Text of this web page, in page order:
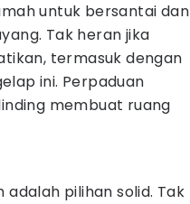
untuk bersantai dan
Tak heran jika
termasuk dengan
ini. Perpaduan
membuat ruang
pilihan solid. Tak